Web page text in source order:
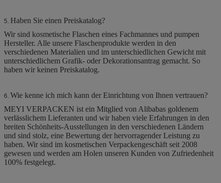
5. Haben Sie einen Preiskatalog?
Wir sind kosmetische Flaschen eines Fachmannes und pumpen
Hersteller. Alle unsere Flaschenprodukte werden in den
verschiedenen Materialien und im unterschiedlichen Gewicht mit
unterschiedlichem Grafik- oder Dekorationsantrag gemacht. So
haben wir keinen Preiskatalog.
6. Wie kenne ich mich kann der Einrichtung von Ihnen vertrauen?
MEYI VERPACKEN ist ein Mitglied von Alibabas goldenem
verlässlichem Lieferanten und wir haben viele Erfahrungen in den
breiten Schönheits-Ausstellungen in den verschiedenen Ländern
und sind stolz, eine Bewertung der hervorragender Leistung zu
haben. Wir sind im kosmetischen Verpackengeschäft seit 2008
gewesen und werden am Holen unseren Kunden von Zufriedenheit
100% festgelegt.